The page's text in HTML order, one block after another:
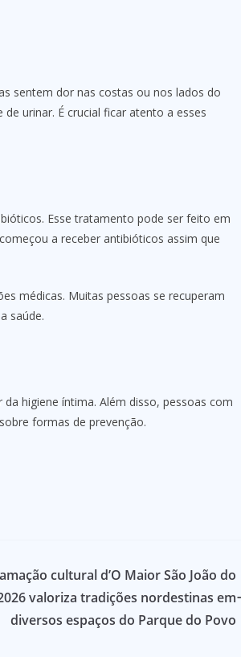
sentem dor nas costas ou nos lados do
urinar. É crucial ficar atento a esses
Esse tratamento pode ser feito em
a receber antibióticos assim que
médicas. Muitas pessoas se recuperam
saúde.
higiene íntima. Além disso, pessoas com
formas de prevenção.
cultural d’O Maior São João do
valoriza tradições nordestinas em
diversos espaços do Parque do Povo